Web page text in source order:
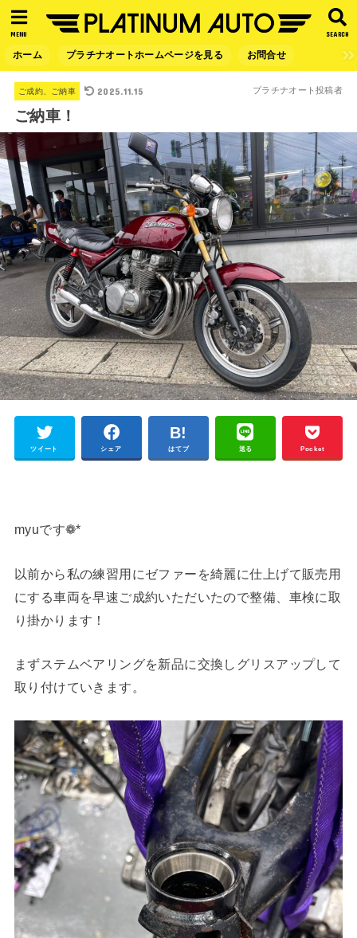
SEARCH
MENU
ホーム プラチナオートホームページを見る お問合せ
ご成約、ご納車 2025.11.15 プラチナオート投稿者
ご納車！
ツイート シェア はてブ 送る Pocket
myuです❁*
以前から私の練習用にゼファーを綺麗に仕上げて販売用
にする車両を早速ご成約いただいたので整備、車検に取
り掛かります！
まずステムベアリングを新品に交換しグリスアップして
取り付けていきます。